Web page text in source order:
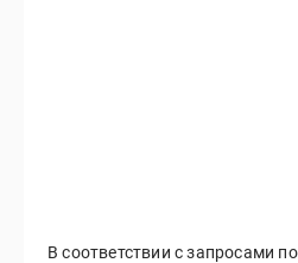
В соответствии с запросами